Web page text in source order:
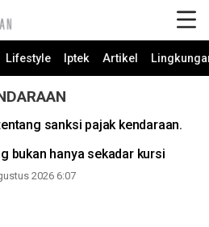
Lifestyle Iptek Artikel
sanksi pajak kendaraan.
bukan hanya sekadar kursi
2026 6:07